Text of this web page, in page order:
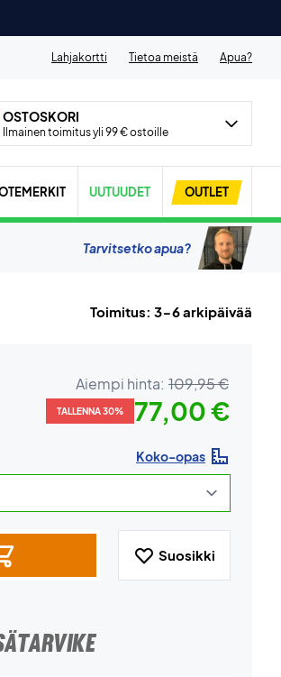
Lahjakortti Tietoa meistä Apua?
OSTOSKORI
Ilmainen toimitus yli 99 € ostoille
UUTUUDET OUTLET
Tarvitsetko apua?
Toimitus: 3-6 arkipäivää
Aiempi hinta: 109,95 €
TALLENNA 30% 77,00 €
Koko-opas
Suosikki